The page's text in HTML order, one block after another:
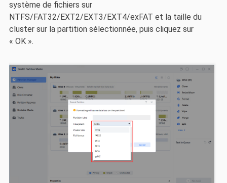
système de fichiers sur
NTFS/FAT32/EXT2/EXT3/EXT4/exFAT et la taille du
cluster sur la partition sélectionnée, puis cliquez sur
« OK ».